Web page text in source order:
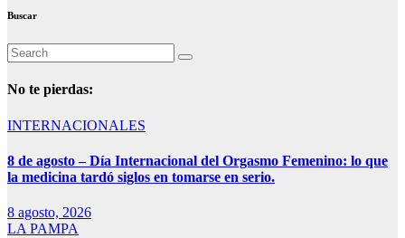
Buscar
No te pierdas:
INTERNACIONALES
8 de agosto – Día Internacional del Orgasmo Femenino: lo que
la medicina tardó siglos en tomarse en serio.
8 agosto, 2026
LA PAMPA